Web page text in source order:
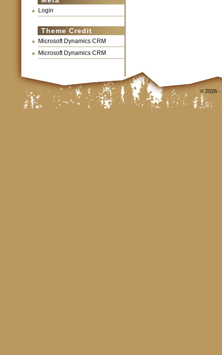
Login
Theme Credit
Microsoft Dynamics CRM
Microsoft Dynamics CRM
© 2026 -